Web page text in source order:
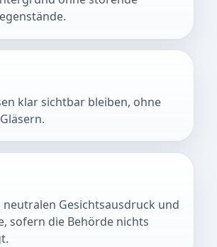
klar sichtbar bleiben, ohne
neutralen Gesichtsausdruck und
sofern die Behörde nichts